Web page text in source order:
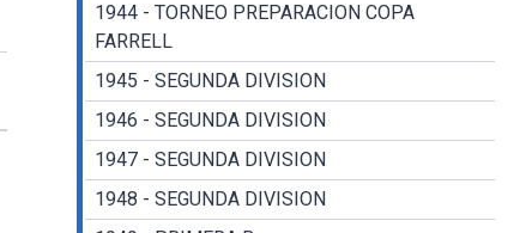
1944 - TORNEO PREPARACION COPA
FARRELL
1945 - SEGUNDA DIVISION
1946 - SEGUNDA DIVISION
1947 - SEGUNDA DIVISION
1948 - SEGUNDA DIVISION